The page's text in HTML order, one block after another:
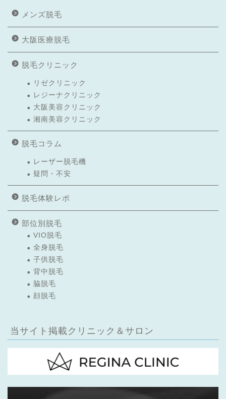
メンズ脱毛
大阪医療脱毛
脱毛クリニック
リゼクリニック
レジーナクリニック
大阪美容クリニック
湘南美容クリニック
脱毛コラム
レーザー脱毛機
疑問・不安
脱毛体験レポ
部位別脱毛
VIO脱毛
全身脱毛
子供脱毛
背中脱毛
脇脱毛
顔脱毛
当サイト掲載クリニック＆サロン